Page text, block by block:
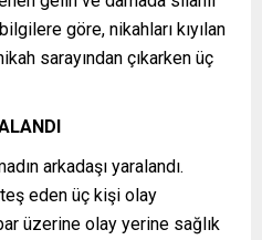
göre, nikahları kıyılan
sarayından çıkarken üç
arkadaşı yaralandı.
eden üç kişi olay
üzerine olay yerine sağlık